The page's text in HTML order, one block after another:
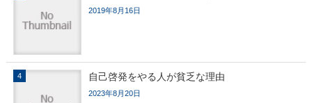
2019年8月16日
自己啓発をやる人が貧乏な理由
2023年8月20日